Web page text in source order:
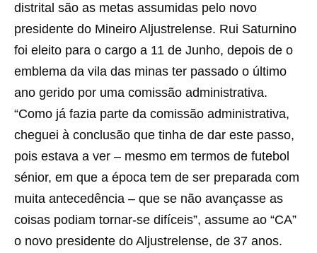
distrital são as metas assumidas pelo novo
presidente do Mineiro Aljustrelense. Rui Saturnino
foi eleito para o cargo a 11 de Junho, depois de o
emblema da vila das minas ter passado o último
ano gerido por uma comissão administrativa.
“Como já fazia parte da comissão administrativa,
cheguei à conclusão que tinha de dar este passo,
pois estava a ver – mesmo em termos de futebol
sénior, em que a época tem de ser preparada com
muita antecedência – que se não avançasse as
coisas podiam tornar-se difíceis”, assume ao “CA”
o novo presidente do Aljustrelense, de 37 anos.